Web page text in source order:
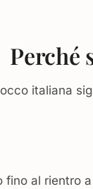
Perché
italiana
fino al rientro a